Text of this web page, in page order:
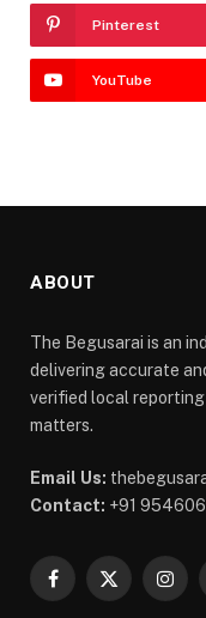
Pinterest
YouTube
ABOUT
The Begusarai is an
delivering accurate
verified local
matters.
Email Us:
Contact: +91
Facebook
X